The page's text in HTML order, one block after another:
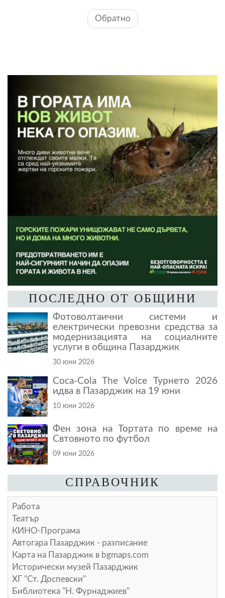
Обратно
ПОСЛЕДНО ОТ ОБЩИНИ
Фотоволтаични системи и
електрически превозни средства за
модернизацията на социалните
услуги в община Пазарджик
30 юни 2026
Coca-Cola The Voice Турнето 2026
идва в Пазарджик на 19 юни
10 юни 2026
Фен зона на Тортата по време на
Свтовното по футбол
09 юни 2026
СПРАВОЧНИК
Работа
Театър
КИНО-Програма
Автогара Пазарджик - разписание
Карта на Пазарджик в bgmaps.com
Исторически музей Пазарджик
ХГ "Ст. Доспевски"
Библиотека "Н. Фурнаджиев"